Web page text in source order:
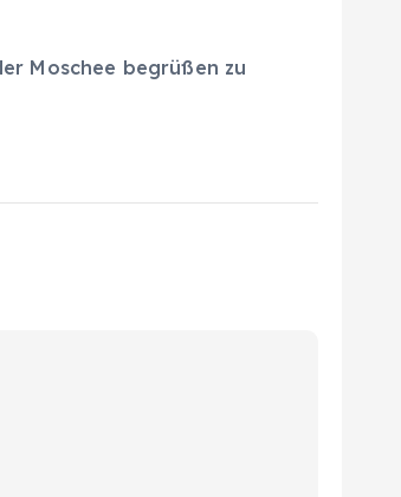
Moschee begrüßen zu